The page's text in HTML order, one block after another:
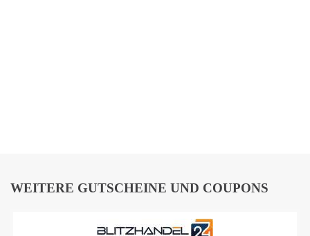
WEITERE GUTSCHEINE UND COUPONS